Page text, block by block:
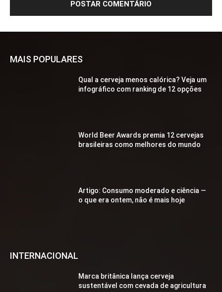
MAIS POPULARES
Qual a cerveja menos calórica? Veja um
infográfico com ranking de 12 opções
World Beer Awards premia 12 cervejas
brasileiras como melhores do mundo
Artigo: Consumo moderado e ciência —
o que era ontem, não é mais hoje
INTERNACIONAL
Marca britânica lança cerveja
sustentável com cevada de agricultura